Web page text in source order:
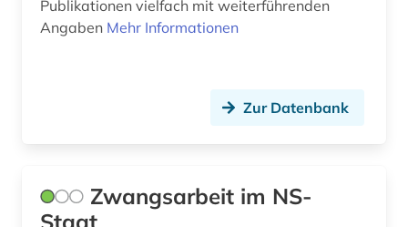
geschlechterforschung (1)
gewerkschaft (1)
Publikationen vielfach mit weiterführenden
Angaben Mehr Informationen
Zur Datenbank
Zwangsarbeit im NS-